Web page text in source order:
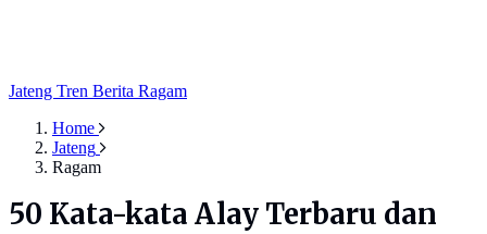
Jateng Tren Berita Ragam
Home
Jateng
Ragam
50 Kata-kata Alay Terbaru dan